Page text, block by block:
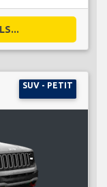
SUV - PETIT